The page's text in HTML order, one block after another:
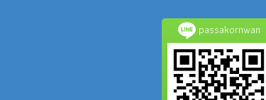
passakornwan